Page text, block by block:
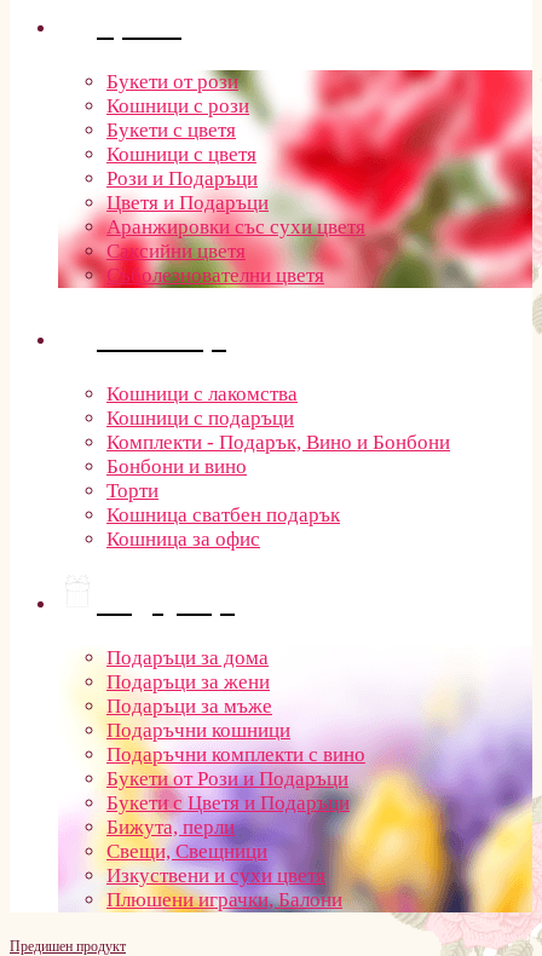
Букети от рози
Кошници с рози
Букети с цветя
Кошници с цветя
Рози и Подаръци
Цветя и Подаръци
Аранжировки със сухи цветя
Саксийни цветя
Съболезнователни цветя
Кошници с лакомства
Кошници с подаръци
Комплекти - Подарък, Вино и Бонбони
Бонбони и вино
Торти
Кошница сватбен подарък
Кошница за офис
Подаръци за дома
Подаръци за жени
Подаръци за мъже
Подаръчни кошници
Подаръчни комплекти с вино
Букети от Рози и Подаръци
Букети с Цветя и Подаръци
Бижута, перли
Свещи, Свещници
Изкуствени и сухи цветя
Плюшени играчки, Балони
Предишен продукт